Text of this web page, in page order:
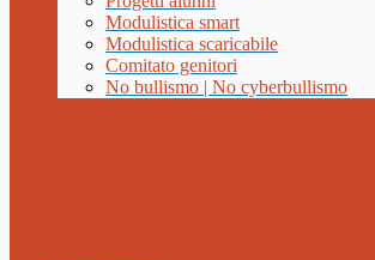
Modulistica smart
Modulistica scaricabile
Comitato genitori
No bullismo | No cyberbullismo